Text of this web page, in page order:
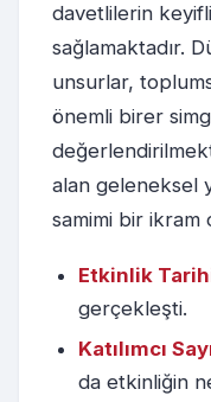
davetlilerin keyifli
sağlamaktadır.
unsurlar,
önemli birer
alan geleneksel
samimi bir
Etkinlik
gerçekleşti.
Katılımcı
da etkinliğin